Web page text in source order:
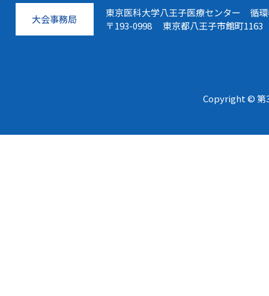
大会事務局
東京医科大学八王子医療センター 循
〒193-0998 東京都八王子市館町1163
Copyright © 第